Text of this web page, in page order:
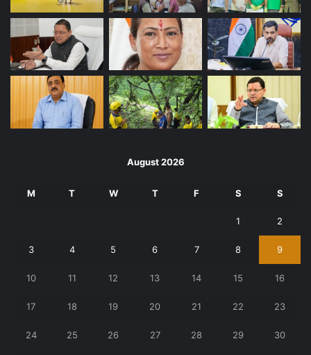
August 2026
M T W T F S S
1 2
3 4 5 6 7 8 9
10 11 12 13 14 15 16
17 18 19 20 21 22 23
24 25 26 27 28 29 30